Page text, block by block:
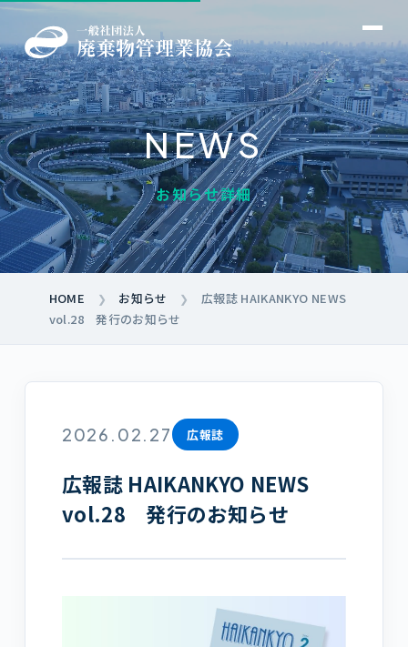
→
→
→
→
→
→
→
→
→
NEWS
お知らせ詳細
HOME ❯ お知らせ ❯
広報誌 HAIKANKYO NEWS
vol.28 発行のお知らせ
2026.02.27 広報誌
広報誌 HAIKANKYO NEWS
vol.28 発行のお知らせ